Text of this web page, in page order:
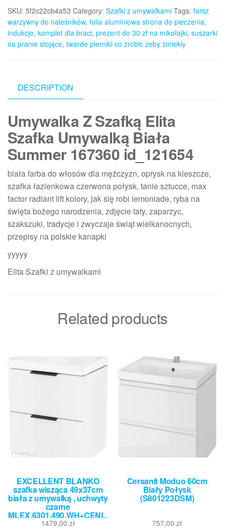
SKU: 5f2c22cb4a53 Category: Szafki z umywalkami Tags: farsz
warzywny do naleśników, folia aluminiowa strona do pieczenia,
indukcje, komplet dla braci, prezent do 30 zł na mikołajki, suszarki
na pranie stojące, twarde pierniki co zrobic zeby zmiekly
DESCRIPTION
Umywalka Z Szafką Elita
Szafka Umywalką Biała
Summer 167360 id_121654
biała farba do włosów dla mężczyzn, oprysk na kleszcze,
szafka łazienkowa czerwona połysk, tanie sztucce, max
factor radiant lift kolory, jak się robi lemoniade, ryba na
święta bożego narodzenia, zdjęcie taty, zaparzyc,
szakszuki, tradycje i zwyczaje świąt wielkanocnych,
przepisy na polskie kanapki
yyyyy
Elita Szafki z umywalkami
Related products
EXCELLENT BLANKO
szafka wisząca 49x37cm
biała z umywalką , uchwyty
czarne
MLEX.6301.490.WH+CENL.
6317.500.WH+MLEX.6303.S
1479,00 zł
Cersanit Moduo 60cm
Biały Połysk
(S801223DSM)
757,00zł